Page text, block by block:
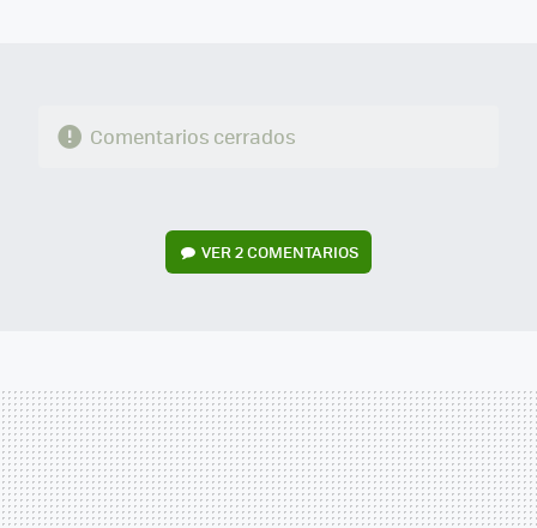
Comentarios cerrados
VER2 COMENTARIOS